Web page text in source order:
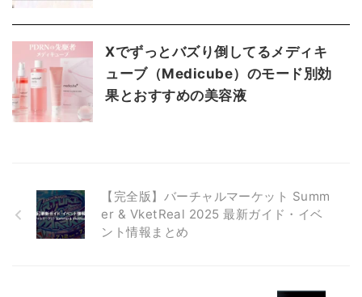
Xでずっとバズり倒してるメディキ
ューブ（Medicube）のモード別効
果とおすすめの美容液
【完全版】バーチャルマーケット Summ
er & VketReal 2025 最新ガイド・イベ
ント情報まとめ